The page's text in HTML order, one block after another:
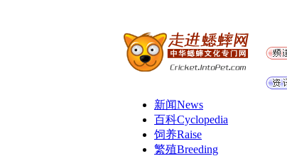
新闻News
百科Cyclopedia
饲养Raise
繁殖Breeding